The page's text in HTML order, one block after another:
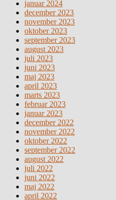
januar 2024
december 2023
november 2023
oktober 2023
september 2023
august 2023
juli 2023
juni 2023
maj 2023
april 2023
marts 2023
februar 2023
januar 2023
december 2022
november 2022
oktober 2022
september 2022
august 2022
juli 2022
juni 2022
maj 2022
april 2022